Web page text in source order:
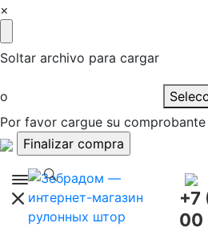
×
Soltar archivo para cargar
o
Por favor cargue su comprobante
+7
00